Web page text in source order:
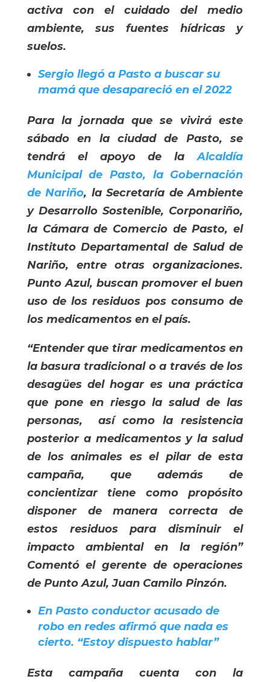
activa con el cuidado del medio
ambiente, sus fuentes hídricas y
suelos.
Sergio llegó a Pasto a buscar su
mamá que desapareció en el 2022
Para la jornada que se vivirá este
sábado en la ciudad de Pasto, se
tendrá el apoyo de la Alcaldía
Municipal de Pasto, la Gobernación
de Nariño, la Secretaría de Ambiente
y Desarrollo Sostenible, Corponariño,
la Cámara de Comercio de Pasto, el
Instituto Departamental de Salud de
Nariño, entre otras organizaciones.
Punto Azul, buscan promover el buen
uso de los residuos pos consumo de
los medicamentos en el país.
“Entender que tirar medicamentos en
la basura tradicional o a través de los
desagües del hogar es una práctica
que pone en riesgo la salud de las
personas, así como la resistencia
posterior a medicamentos y la salud
de los animales es el pilar de esta
campaña, que además de
concientizar tiene como propósito
disponer de manera correcta de
estos residuos para disminuir el
impacto ambiental en la región”
Comentó el gerente de operaciones
de Punto Azul, Juan Camilo Pinzón.
En Pasto conductor acusado de
robo en redes afirmó que nada es
cierto. “Estoy dispuesto hablar”
Esta campaña cuenta con la